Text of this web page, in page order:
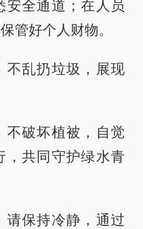
安全通道；在人员
管好个人财物。
不乱扔垃圾，展现
不破坏植被，自觉
，共同守护绿水青
请保持冷静，通过